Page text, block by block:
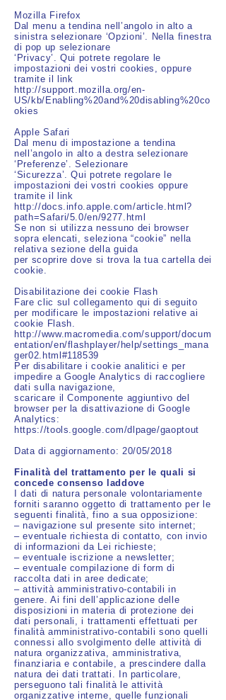
Mozilla Firefox
Dal menu a tendina nell’angolo in alto a
sinistra selezionare ‘Opzioni’. Nella finestra
di pop up selezionare
‘Privacy’. Qui potrete regolare le
impostazioni dei vostri cookies, oppure
tramite il link
http://support.mozilla.org/en-
US/kb/Enabling%20and%20disabling%20co
okies
Apple Safari
Dal menu di impostazione a tendina
nell’angolo in alto a destra selezionare
‘Preferenze’. Selezionare
‘Sicurezza’. Qui potrete regolare le
impostazioni dei vostri cookies oppure
tramite il link
http://docs.info.apple.com/article.html?
path=Safari/5.0/en/9277.html
Se non si utilizza nessuno dei browser
sopra elencati, seleziona “cookie” nella
relativa sezione della guida
per scoprire dove si trova la tua cartella dei
cookie.
Disabilitazione dei cookie Flash
Fare clic sul collegamento qui di seguito
per modificare le impostazioni relative ai
cookie Flash.
http://www.macromedia.com/support/docum
entation/en/flashplayer/help/settings_mana
ger02.html#118539
Per disabilitare i cookie analitici e per
impedire a Google Analytics di raccogliere
dati sulla navigazione,
scaricare il Componente aggiuntivo del
browser per la disattivazione di Google
Analytics:
https://tools.google.com/dlpage/gaoptout
Data di aggiornamento: 20/05/2018
Finalità del trattamento per le quali si
concede consenso laddove
I dati di natura personale volontariamente
forniti saranno oggetto di trattamento per le
seguenti finalità, fino a sua opposizione:
– navigazione sul presente sito internet;
– eventuale richiesta di contatto, con invio
di informazioni da Lei richieste;
– eventuale iscrizione a newsletter;
– eventuale compilazione di form di
raccolta dati in aree dedicate;
– attività amministrativo-contabili in
genere. Ai fini dell’applicazione delle
disposizioni in materia di protezione dei
dati personali, i trattamenti effettuati per
finalità amministrativo-contabili sono quelli
connessi allo svolgimento delle attività di
natura organizzativa, amministrativa,
finanziaria e contabile, a prescindere dalla
natura dei dati trattati. In particolare,
perseguono tali finalità le attività
organizzative interne, quelle funzionali